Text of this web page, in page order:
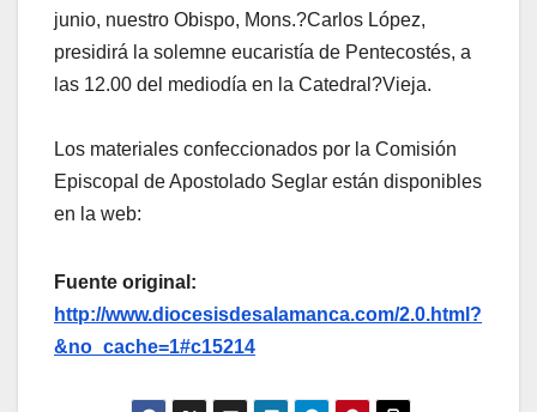
junio, nuestro Obispo, Mons.?Carlos López,
presidirá la solemne eucaristía de Pentecostés, a
las 12.00 del mediodía en la Catedral?Vieja.
Los materiales confeccionados por la Comisión
Episcopal de Apostolado Seglar están disponibles
en la web:
Fuente original:
http://www.diocesisdesalamanca.com/2.0.html?
&no_cache=1#c15214